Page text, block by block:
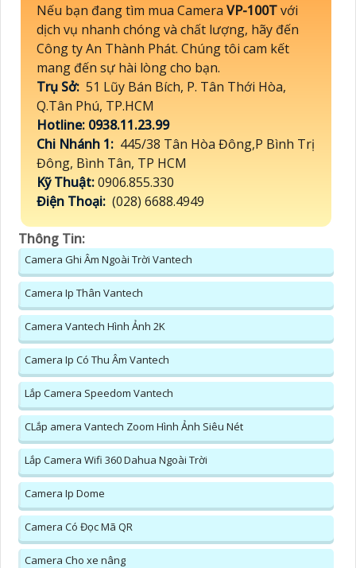
Nếu bạn đang tìm mua Camera VP-100Tvới
dịch vụ nhanh chóng và chất lượng, hãy đến
Công ty An Thành Phát. Chúng tôi cam kết
mang đến sự hài lòng cho bạn.
Trụ Sở: 51 Lũy Bán Bích, P. Tân Thới Hòa,
Q.Tân Phú, TP.HCM
Hotline: 0938.11.23.99
Chi Nhánh 1: 445/38 Tân Hòa Đông,P Bình Trị
Đông, Bình Tân, TP HCM
Kỹ Thuật:0906.855.330
Điện Thoại: (028) 6688.4949
Thông Tin:
Camera Ghi Âm Ngoài Trời Vantech
Camera Ip Thân Vantech
Camera Vantech Hình Ảnh 2K
Camera Ip Có Thu Âm Vantech
Lắp Camera Speedom Vantech
CLắp amera Vantech Zoom Hình Ảnh Siêu Nét
Lắp Camera Wifi 360 Dahua Ngoài Trời
Camera Ip Dome
Camera Có Đọc Mã QR
Camera Cho xe nâng